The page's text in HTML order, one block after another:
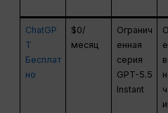
ChatGP
T
Бесплат
но
$0/
месяц
Огранич
енная
серия
GPT-5.5
Instant